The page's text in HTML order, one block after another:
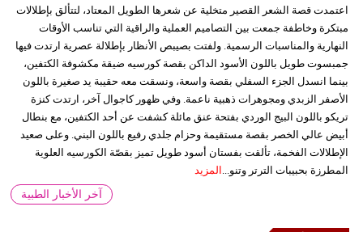
اعتمدت قصة الشعر القصير متخلية عن شعرها الطويل المعتاد، لتتألق بإطلالات
مبتكرة وخاطفة جمعت بين التصاميم العملية والراقية التي تناسب الأوقات
النهارية والمناسبات الرسمية. ولفتت بصيبص الأنظار بإطلالة عصرية ارتدت فيها
جمبسوت طويل باللون الأسود الداكن بقصة كورسيه ضيقة مكشوفة الكتفين،
بينما انسدل الجزء السفلي بقصة واسعة، ونسقت معه حقيبة يد صغيرة باللون
الأصفر الزبدي ومجوهرات ذهبية ناعمة. وفي ظهور كاجوال آخر، ارتدت كنزة
تريكو باللون البيج الوردي بفتحة عنق مائلة كشفت عن أحد الكتفين، مع بنطال
أبيض عالي الخصر بقصة مستقيمة وحزام جلدي رفيع باللون البني. وعلى صعيد
الإطلالات الفخمة، تألقت بفستان أسود طويل تميز بقصّة الكورسيه العلوية
المطرزة بحبيبات الترتر وتنو... المزيد
آخر الأخبار الطبية